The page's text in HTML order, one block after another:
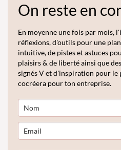
On reste en
En moyenne une fois par mois,
réflexions, d'outils pour une
intuitive, de pistes et astuces
plaisirs & de liberté ainsi que
signés V et d'inspiration pour le
cocréera pour ton entreprise.